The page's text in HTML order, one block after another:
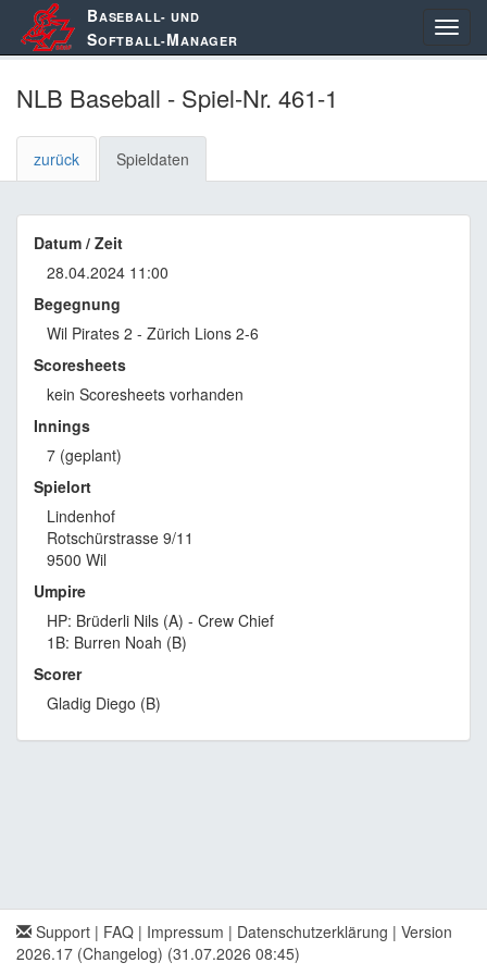
BASEBALL- UND
SOFTBALL-MANAGER
NLB Baseball - Spiel-Nr. 461-1
zurück Spieldaten
Datum / Zeit
28.04.2024 11:00
Begegnung
Wil Pirates 2 - Zürich Lions 2-6
Scoresheets
kein Scoresheets vorhanden
Innings
7 (geplant)
Spielort
Lindenhof
Rotschürstrasse 9/11
9500 Wil
Umpire
HP: Brüderli Nils (A) - Crew Chief
1B: Burren Noah (B)
Scorer
Gladig Diego (B)
Support | FAQ | Impressum | Datenschutzerklärung | Version
2026.17 (Changelog) (31.07.2026 08:45)